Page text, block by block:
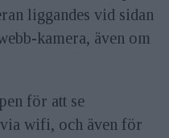
liggandes vid sidan
kamera, även om
för att se
wifi, och även för